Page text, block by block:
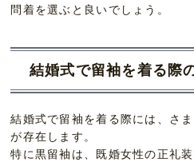
問着を選ぶと良いでしょう。
結婚式で留袖を着る際
結婚式で留袖を着る際には、さ
が存在します。
特に黒留袖は、既婚女性の正礼